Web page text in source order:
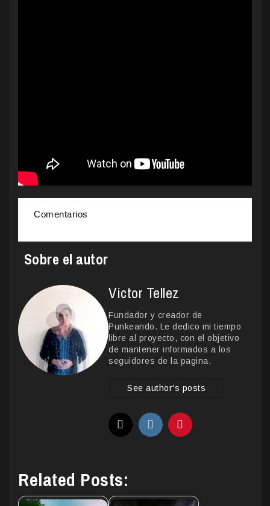
Comentarios
Sobre el autor
Victor Tellez
Fundador y creador de
Punkeando. Le dedico mi tiempo
libre al proyecto, con el objetivo
de mantener informados a los
seguidores de la pagina.
See author's posts
Related Posts: